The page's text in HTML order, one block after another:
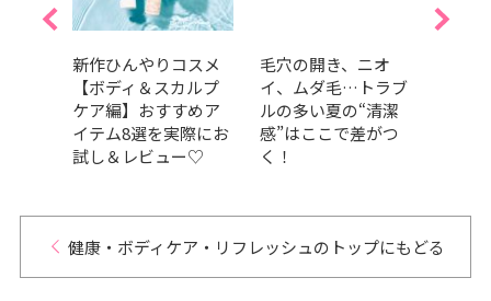
新作ひんやりコスメ
【ボディ＆スカルプ
ケア編】おすすめア
イテム8選を実際にお
試し＆レビュー♡
毛穴の開き、ニオ
イ、ムダ毛…トラブ
ルの多い夏の“清潔
感”はここで差がつ
く！
健康・ボディケア・リフレッシュのトップにもどる